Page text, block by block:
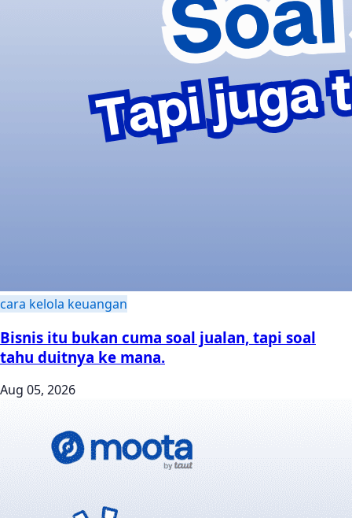
cara kelola keuangan
Bisnis itu bukan cuma soal jualan, tapi soal
tahu duitnya ke mana.
Aug 05, 2026